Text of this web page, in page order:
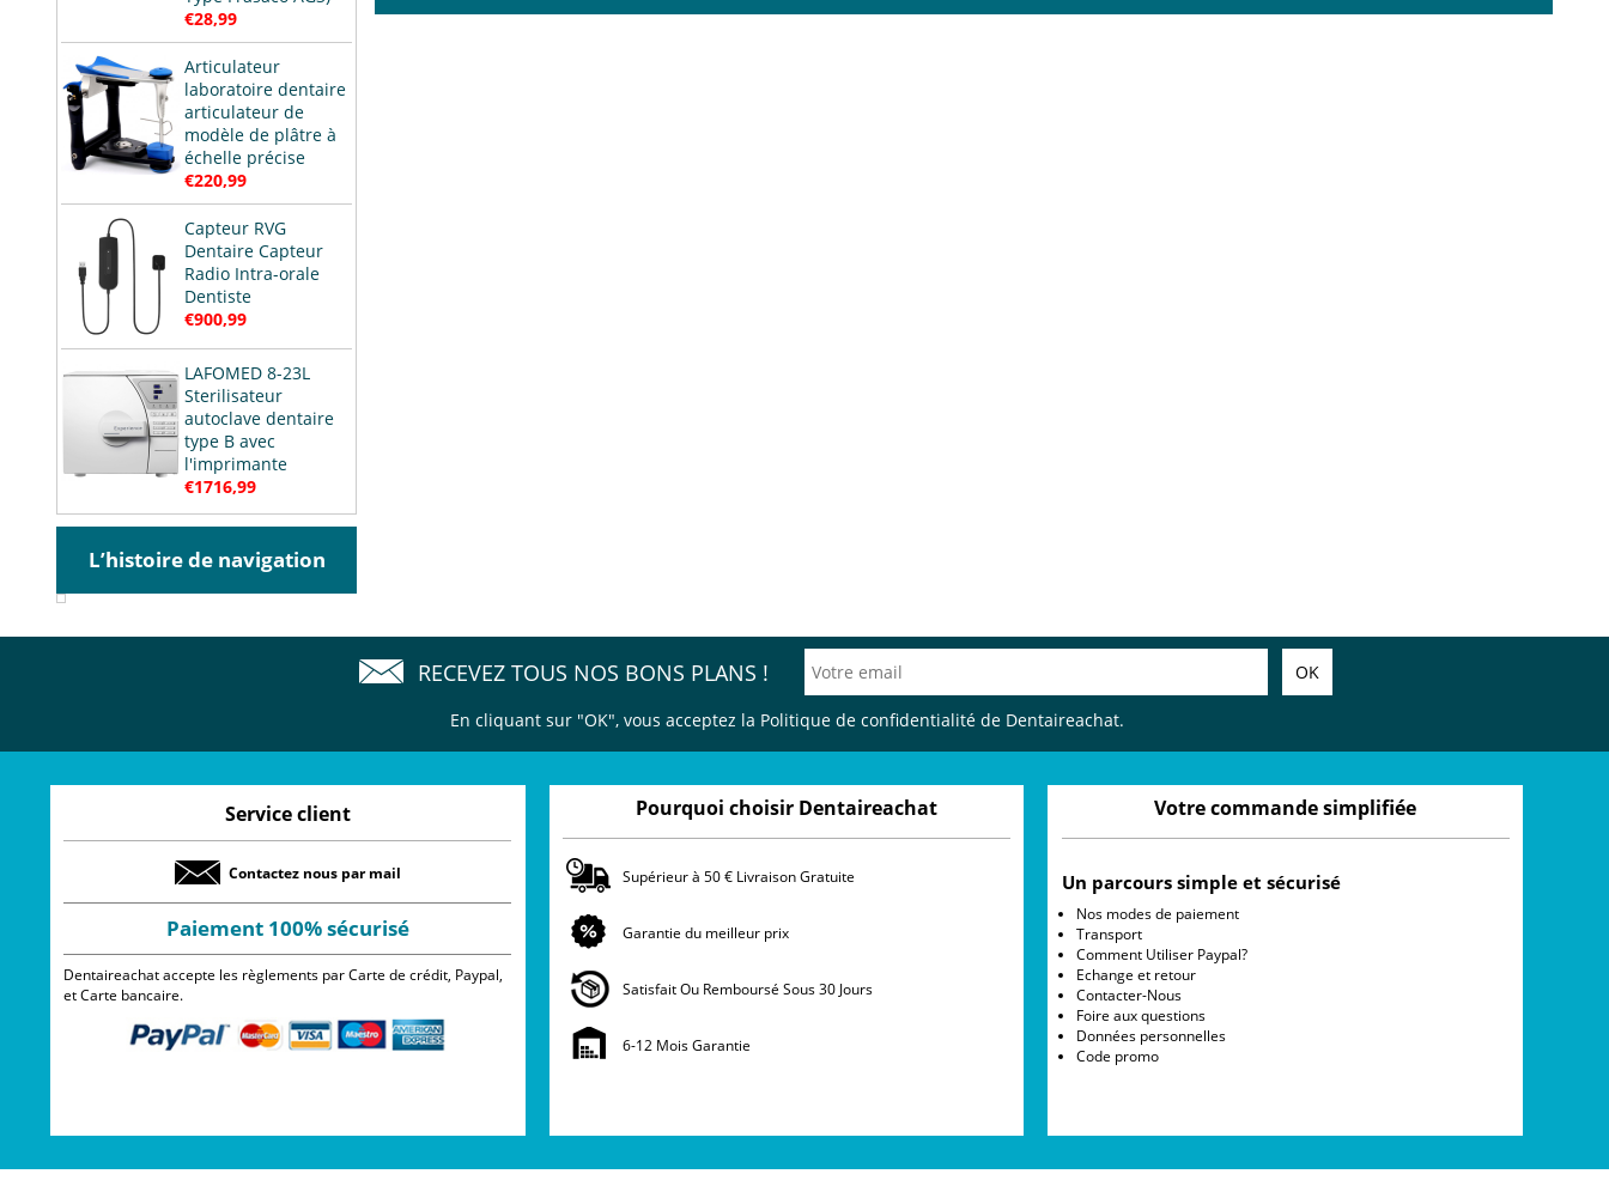
€28,99
Articulateur
laboratoire dentaire
articulateur de
modèle de plâtre à
échelle précise
€220,99
Capteur RVG
Dentaire Capteur
Radio Intra-orale
Dentiste
€900,99
LAFOMED 8-23L
Sterilisateur
autoclave dentaire
type B avec
l'imprimante
€1716,99
L’histoire de navigation
RECEVEZ TOUS NOS BONS PLANS !
En cliquant sur "OK", vous acceptez la Politique de confidentialité de Dentaireachat.
Service client
Contactez nous par mail
Paiement 100% sécurisé
Dentaireachat accepte les règlements par Carte de crédit, Paypal,
et Carte bancaire.
Pourquoi choisir Dentaireachat
Supérieur à 50 € Livraison Gratuite
Garantie du meilleur prix
Satisfait Ou Remboursé Sous 30 Jours
6-12 Mois Garantie
Votre commande simplifiée
Un parcours simple et sécurisé
Nos modes de paiement
Transport
Comment Utiliser Paypal?
Echange et retour
Contacter-Nous
Foire aux questions
Données personnelles
Code promo